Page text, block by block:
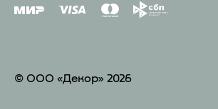
© ООО «Декор» 2026